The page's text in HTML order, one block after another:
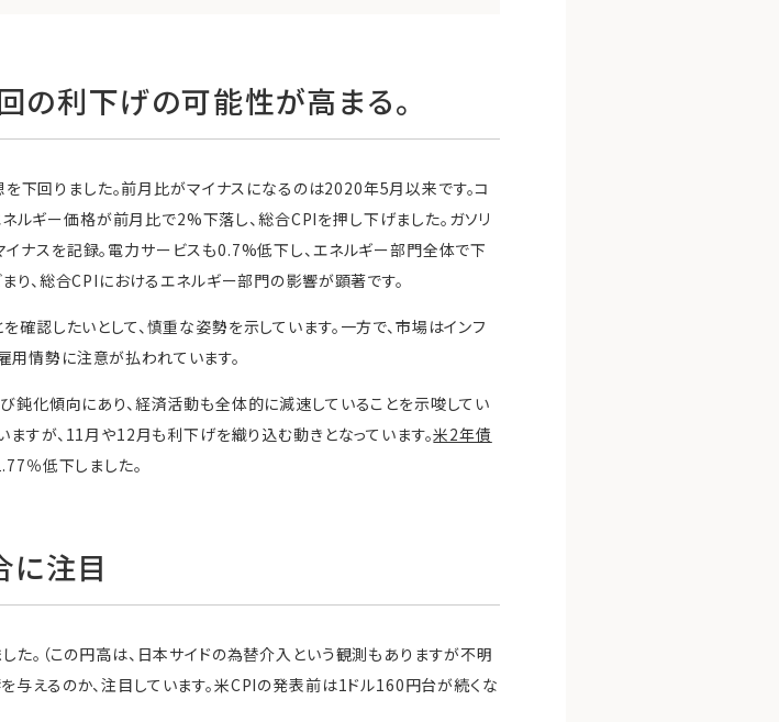
の利下げの可能性が高まる。
下回りました。前月比がマイナスになるのは2020年5月以来です。コ
ギー価格が前月比で2%下落し、総合CPIを押し下げました。ガソリ
ナスを記録。電力サービスも0.7%低下し、エネルギー部門全体で下
、総合CPIにおけるエネルギー部門の影響が顕著です。
認したいとして、慎重な姿勢を示しています。一方で、市場はインフ
用情勢に注意が払われています。
化傾向にあり、経済活動も全体的に減速していることを示唆してい
すが、11月や12月も利下げを織り込む動きとなっています。米2年債
％低下しました。
注目
。（この円高は、日本サイドの為替介入という観測もありますが不明
与えるのか、注目しています。米CPIの発表前は1ドル160円台が続くな